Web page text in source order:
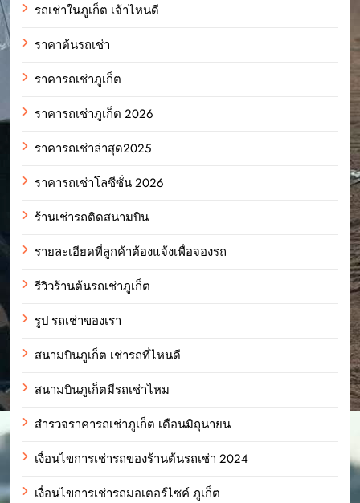
รถเช่าในภูเก็ต เจ้าไหนดี
ราคาต้นรถเช่า
ราคารถเช่าภูเก็ต
ราคารถเช่าภูเก็ต 2026
ราคารถเช่าล่าสุด2025
ราคารถเช่าโลซีซั่น 2026
ร้านเช่ารถติดสนามบิน
รายละเอียดที่ลูกค้าต้องแจ้งเพื่อจองรถ
รีวิวร้านต้นรถเช่าภูเก็ต
รูป รถเช่าของเรา
สนามบินภูเก็ต เช่ารถที่ไหนดี
สนามบินภูเก็ตมีรถเช่าไหม
สำรวจราคารถเช่าภูเก็ต เดือนมิถุนายน
เงื่อนไขการเช่ารถของร้านต้นรถเช่า 2024
เงื่อนไขการเช่ารถมอเตอร์ไซค์ ภูเก็ต